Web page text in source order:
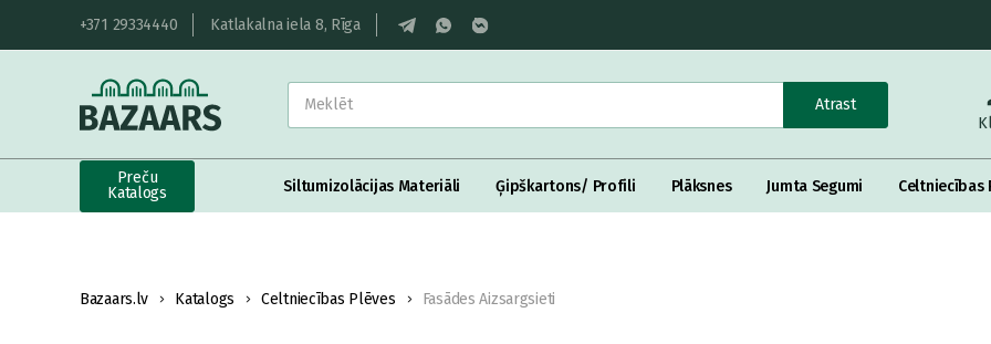
+371 29334440 Katlakalna iela 8, Rīga
Atrast
Preču
Katalogs
Siltumizolācijas Materiāli Ģipškartons/ Profili Plāksnes Jumta Segumi Celtniecības
Bazaars.lv Katalogs Celtniecības Plēves Fasādes Aizsargsieti